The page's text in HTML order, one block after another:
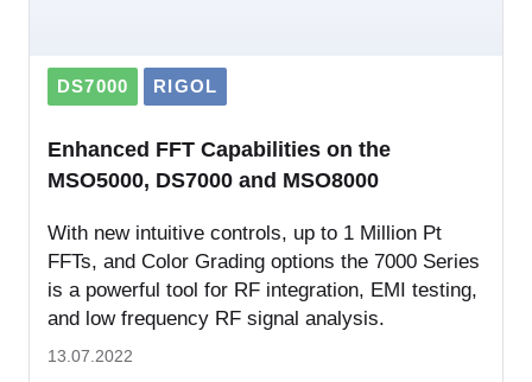
DS7000 RIGOL
Enhanced FFT Capabilities on the
MSO5000, DS7000 and MSO8000
With new intuitive controls, up to 1 Million Pt
FFTs, and Color Grading options the 7000 Series
is a powerful tool for RF integration, EMI testing,
and low frequency RF signal analysis.
13.07.2022